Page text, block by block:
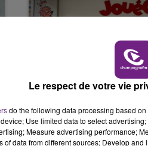
LE MAGASIN
SES PORTES
rémois. Le magasin
fermer ses portes.
Le respect de votre vie
do the following data processing based
Use limited data to select
Measure advertising performance;
of data from different sources; Develop